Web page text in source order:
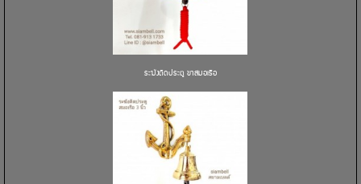
ระฆังติดประตู ขาสมอเรือ